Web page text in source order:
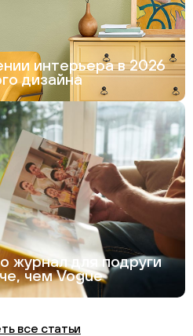
интерьера в 2026
дизайна
журнал для подруги
чем Vogue
все статьи